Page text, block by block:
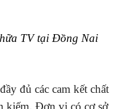
TV tại Đồng Nai
đủ các cam kết chất
kiếm. Đơn vị có cơ sở